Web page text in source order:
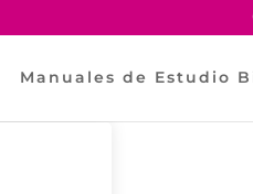
Manuales de Estudio